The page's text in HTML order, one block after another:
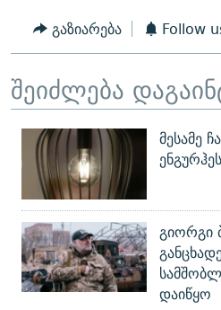
გაზიარება Follow
შეიძლება
მესამე
გიორგი
დაიწყო